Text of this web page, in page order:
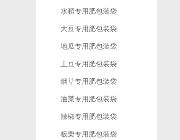
水稻专用肥包装袋
大豆专用肥包装袋
地瓜专用肥包装袋
土豆专用肥包装袋
烟草专用肥包装袋
油菜专用肥包装袋
辣椒专用肥包装袋
板栗专用肥包装袋